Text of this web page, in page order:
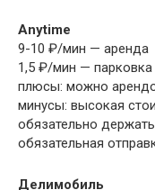
Anytime
9-10 ₽/мин — аренда
1,5 ₽/мин — парковка
плюсы: можно
минусы: высокая
обязательно
обязательная
Делимобиль